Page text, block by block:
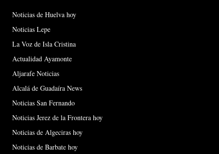
Noticias de Huelva hoy
Noticias Lepe
La Voz de Isla Cristina
Actualidad Ayamonte
Aljarafe Noticias
Alcalá de Guadaíra News
Noticias San Fernando
Noticias Jerez de la Frontera hoy
Noticias de Algeciras hoy
Noticias de Barbate hoy